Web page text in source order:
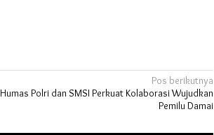
Pos berikutnya
Humas Polri dan SMSI Perkuat Kolaborasi Wujudkan
Pemilu Damai